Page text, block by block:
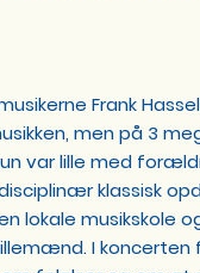
Frank
men på 3
var lille med
klassisk
lokale musikskole
I